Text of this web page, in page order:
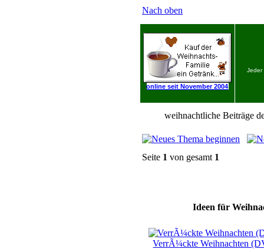
Nach oben
online seit November 2004
Jeder
weihnachtliche Beiträge
Seite 1 von gesamt 1
Ideen für
VerrÃ¼ckte Weihnachten